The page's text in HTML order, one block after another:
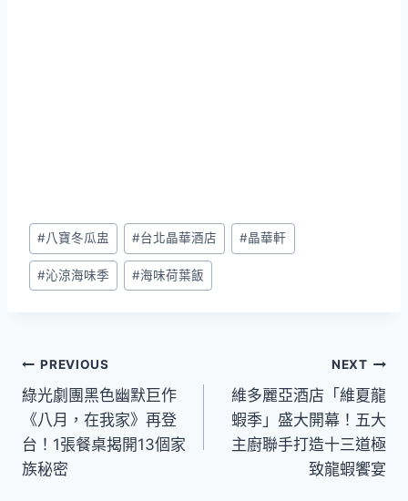
Post
Tags:
#八寶冬瓜盅 #台北晶華酒店 #晶華軒
#沁涼海味季 #海味荷葉飯
文
章
導
覽
PREVIOUS
綠光劇團黑色幽默巨作
《八月，在我家》再登
台！1張餐桌揭開13個家
族秘密
NEXT
維多麗亞酒店「維夏龍
蝦季」盛大開幕！五大
主廚聯手打造十三道極
致龍蝦饗宴